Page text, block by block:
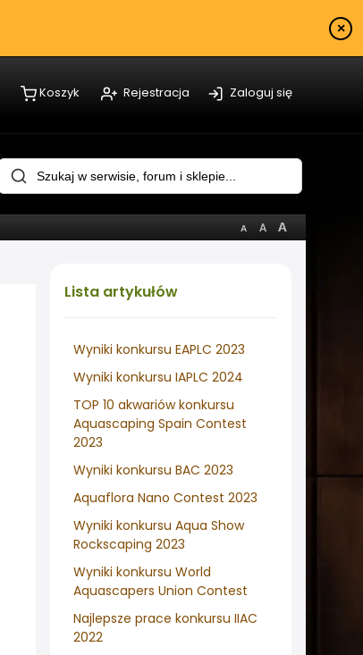
×
Koszyk Rejestracja Zaloguj się
Lista artykułów
Wyniki konkursu EAPLC 2023
Wyniki konkursu IAPLC 2024
TOP 10 akwariów konkursu
Aquascaping Spain Contest
2023
Wyniki konkursu BAC 2023
Aquaflora Nano Contest 2023
Wyniki konkursu Aqua Show
Rockscaping 2023
Wyniki konkursu World
Aquascapers Union Contest
Najlepsze prace konkursu IIAC
2022